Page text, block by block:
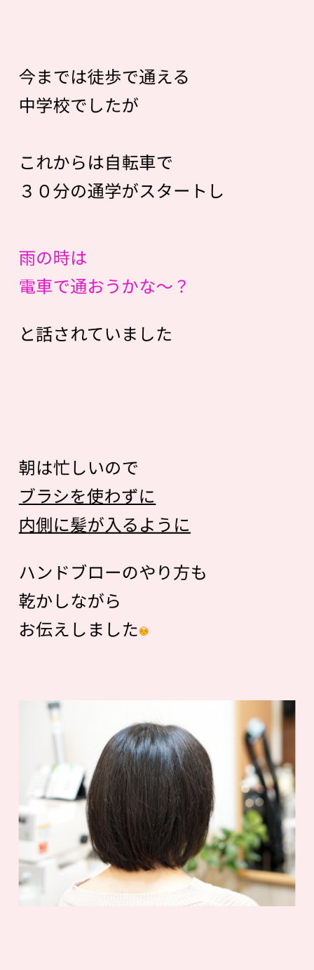
今までは徒歩で通える
中学校でしたが
これからは自転車で
３０分の通学がスタートし
雨の時は
電車で通おうかな〜？
と話されていました
朝は忙しいので
ブラシを使わずに
内側に髪が入るように
ハンドブローのやり方も
乾かしながら
お伝えしました